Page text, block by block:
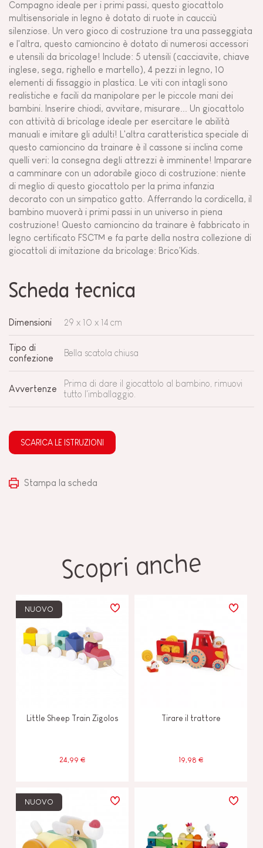
Compagno ideale per i primi passi, questo giocattolo
multisensoriale in legno è dotato di ruote in caucciù
silenziose. Un vero gioco di costruzione tra una passeggiata
e l'altra, questo camioncino è dotato di numerosi accessori
e utensili da bricolage! Include: 5 utensili (cacciavite, chiave
inglese, sega, righello e martello), 4 pezzi in legno, 10
elementi di fissaggio in plastica. Le viti con intagli sono
realistiche e facili da manipolare per le piccole mani dei
bambini. Inserire chiodi, avvitare, misurare... Un giocattolo
con attività di bricolage ideale per esercitare le abilità
manuali e imitare gli adulti! L'altra caratteristica speciale di
questo camioncino da trainare è il cassone si inclina come
quelli veri: la consegna degli attrezzi è imminente! Imparare
a camminare con un adorabile gioco di costruzione: niente
di meglio di questo giocattolo per la prima infanzia
decorato con un simpatico gatto. Afferrando la cordicella, il
bambino muoverà i primi passi in un universo in piena
costruzione! Questo camioncino da trainare è fabbricato in
legno certificato FSC™ e fa parte della nostra collezione di
giocattoli di imitazione da bricolage: Brico'Kids.
Scheda tecnica
Dimensioni 29 x 10 x 14 cm
Tipo di
confezione
Bella scatola chiusa
Avvertenze
Prima di dare il giocattolo al bambino, rimuovi
tutto l'imballaggio.
SCARICA LE ISTRUZIONI
Stampa la scheda
Scopri anche
NUOVO
Little Sheep Train Zigolos
24,99 €
Tirare il trattore
19,98 €
NUOVO